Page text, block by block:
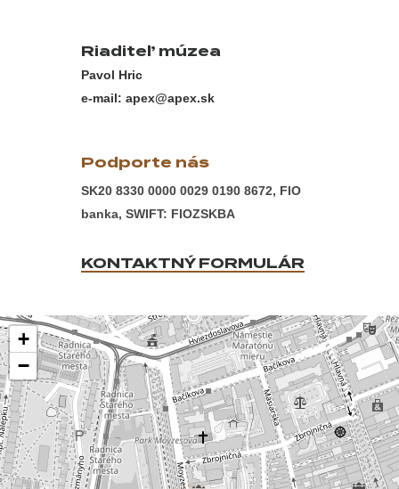
Riaditeľ múzea
Pavol Hric
e-mail: apex@apex.sk
Podporte nás
SK20 8330 0000 0029 0190 8672, FIO
banka, SWIFT: FIOZSKBA
KONTAKTNÝ FORMULÁR
+
−